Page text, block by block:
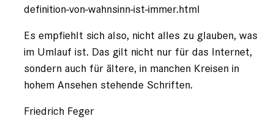
definition-von-wahnsinn-ist-immer.html
Es empfiehlt sich also, nicht alles zu glauben, was
im Umlauf ist. Das gilt nicht nur für das Internet,
sondern auch für ältere, in manchen Kreisen in
hohem Ansehen stehende Schriften.
Friedrich Feger